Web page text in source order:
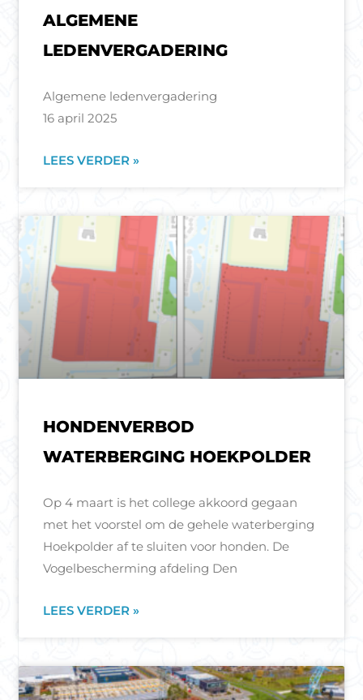
ALGEMENE
LEDENVERGADERING
Algemene ledenvergadering
16 april 2025
LEES VERDER »
HONDENVERBOD
WATERBERGING HOEKPOLDER
Op 4 maart is het college akkoord gegaan
met het voorstel om de gehele waterberging
Hoekpolder af te sluiten voor honden. De
Vogelbescherming afdeling Den
LEES VERDER »